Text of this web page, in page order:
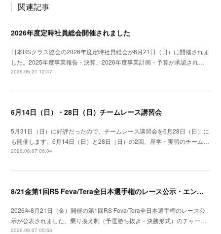
関連記事
2026年度定時社員総会開催されました
日本RSクラス協会の2026年度定時社員総会が6月21日（日）に開催されま
した。2025年度事業報告・決算、2026年度事業計画・予算が承認され…
2026.06.21 12:47
6月14日（日）・28日（日）チームレース講習会
5月31日（日）に好評だったので、チームレース講習会を6月28日（日）に
も開催します。6月14日（日）と28日（日）の2回、座学・実習のチーム…
2026.06.07 06:04
8/21金第1回RS Feva/Tera全日本選手権のレース公示・エントリー開始
2026年8月21日（金）開催の第1回RS Feva/Tera全日本選手権のレース公
示が公表されました。乗り換え制（予選勝ち抜き・決勝形式）のチャー…
2026.06.07 05:53